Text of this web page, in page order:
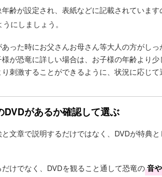
齢が設定され、表紙などに記載されていま
うにしましょう。
った時にお父さんお母さん等大人の方がし
が恐竜に詳しい場合は、お子様の年齢より
刺激することができるように、状況に応じて
があるか確認して選ぶ
文章で説明するだけではなく、DVDが特典
けでなく、DVDを観ること通して恐竜の音